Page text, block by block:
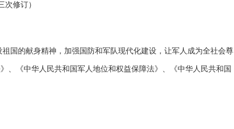
次修订）
国的献身精神，加强国防和军队现代化建设，让军人成为全社会尊
、《中华人民共和国军人地位和权益保障法》、《中华人民共和国